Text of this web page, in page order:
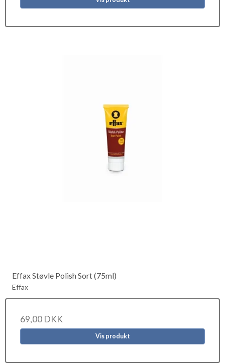
Effax Støvle Polish Sort (75ml)
Effax
69,00 DKK
Vis produkt